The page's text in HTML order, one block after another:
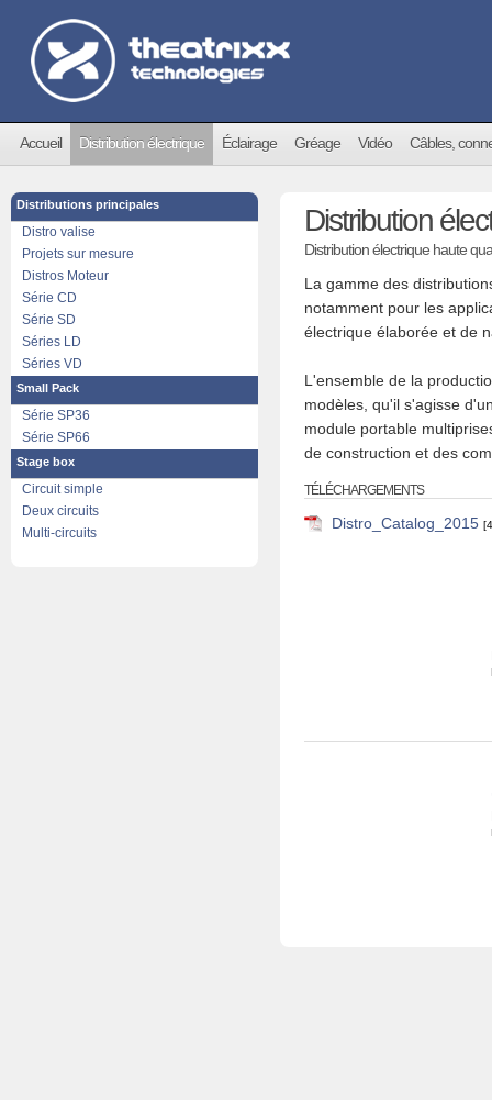
Accueil Distribution électrique Éclairage Gréage Vidéo Câbles,
Distributions principales
Distro valise
Projets sur mesure
Distros Moteur
Série CD
Série SD
Séries LD
Séries VD
Small Pack
Série SP36
Série SP66
Stage box
Circuit simple
Deux circuits
Multi-circuits
Distribution
Distribution électrique haute
La gamme des
notamment pour les
électrique élaborée et de
L'ensemble de la
modèles, qu'il s'agisse
module portable
de construction et des
TÉLÉCHARGEMENTS
Distro_Catalog_2015